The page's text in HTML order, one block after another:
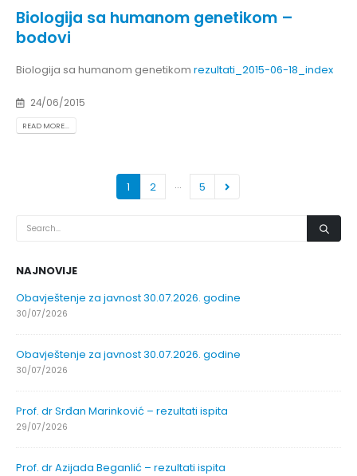
Biologija sa humanom genetikom –
bodovi
Biologija sa humanom genetikom rezultati_2015-06-18_index
24/06/2015
READ MORE...
1 2 … 5
NAJNOVIJE
Obavještenje za javnost 30.07.2026. godine
30/07/2026
Obavještenje za javnost 30.07.2026. godine
30/07/2026
Prof. dr Srđan Marinković – rezultati ispita
29/07/2026
Prof. dr Azijada Beganlić – rezultati ispita